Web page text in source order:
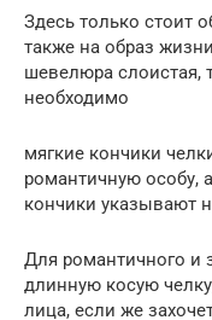
Здесь только стоит
также на образ
шевелюра слоистая,
необходимо
мягкие кончики
романтичную особу,
кончики указывают
Для романтичного и
длинную косую
лица, если же